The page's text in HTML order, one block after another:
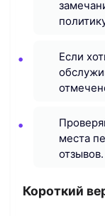
Если
места
отзывов.
Короткий